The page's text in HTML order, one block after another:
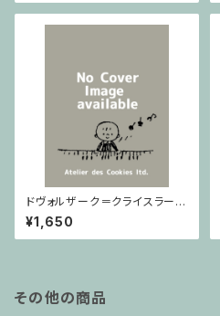
ドヴォルザーク＝クライスラー：
スラヴ幻想曲 ロ短調 from Op.
55-4, Op.75 / ヴァイオリンと
ピアノ
¥1,650
その他の商品